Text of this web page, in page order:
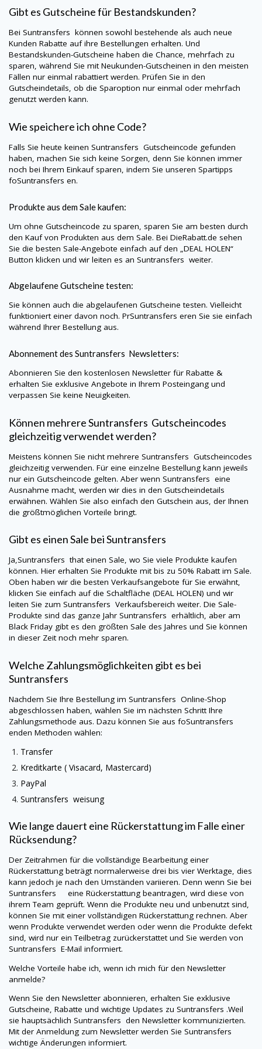
Gibt es Gutscheine für Bestandskunden?
Bei Suntransfers können sowohl bestehende als auch neue
Kunden Rabatte auf ihre Bestellungen erhalten. Und
Bestandskunden-Gutscheine haben die Chance, mehrfach zu
sparen, während Sie mit Neukunden-Gutscheinen in den meisten
Fällen nur einmal rabattiert werden. Prüfen Sie in den
Gutscheindetails, ob die Sparoption nur einmal oder mehrfach
genutzt werden kann.
Wie speichere ich ohne Code?
Falls Sie heute keinen Suntransfers Gutscheincode gefunden
haben, machen Sie sich keine Sorgen, denn Sie können immer
noch bei Ihrem Einkauf sparen, indem Sie unseren Spartipps
foSuntransfers en.
Produkte aus dem Sale kaufen:
Um ohne Gutscheincode zu sparen, sparen Sie am besten durch
den Kauf von Produkten aus dem Sale. Bei DieRabatt.de sehen
Sie die besten Sale-Angebote einfach auf den „DEAL HOLEN“
Button klicken und wir leiten es an Suntransfers weiter.
Abgelaufene Gutscheine testen:
Sie können auch die abgelaufenen Gutscheine testen. Vielleicht
funktioniert einer davon noch. PrSuntransfers eren Sie sie einfach
während Ihrer Bestellung aus.
Abonnement des Suntransfers Newsletters:
Abonnieren Sie den kostenlosen Newsletter für Rabatte &
erhalten Sie exklusive Angebote in Ihrem Posteingang und
verpassen Sie keine Neuigkeiten.
Können mehrereSuntransfers Gutscheincodes
gleichzeitig verwendet werden?
Meistens können Sie nicht mehrere Suntransfers Gutscheincodes
gleichzeitig verwenden. Für eine einzelne Bestellung kann jeweils
nur ein Gutscheincode gelten. Aber wenn Suntransfers eine
Ausnahme macht, werden wir dies in den Gutscheindetails
erwähnen. Wählen Sie also einfach den Gutschein aus, der Ihnen
die größtmöglichen Vorteile bringt.
Gibt es einen Sale beiSuntransfers
Ja,Suntransfersthat einen Sale, wo Sie viele Produkte kaufen
können. Hier erhalten Sie Produkte mit bis zu 50% Rabatt im Sale.
Oben haben wir die besten Verkaufsangebote für Sie erwähnt,
klicken Sie einfach auf die Schaltfläche (DEAL HOLEN) und wir
leiten Sie zum Suntransfers Verkaufsbereich weiter. Die Sale-
Produkte sind das ganze Jahr Suntransfers erhältlich, aber am
Black Friday gibt es den größten Sale des Jahres und Sie können
in dieser Zeit noch mehr sparen.
Welche Zahlungsmöglichkeiten gibt es bei
Suntransfers
Nachdem Sie Ihre Bestellung im Suntransfers Online-Shop
abgeschlossen haben, wählen Sie im nächsten Schritt Ihre
Zahlungsmethode aus. Dazu können Sie aus foSuntransfers
enden Methoden wählen:
Transfer
Kreditkarte ( Visacard, Mastercard)
PayPal
Suntransfers weisung
Wie lange dauert eine Rückerstattung im Falle einer
Rücksendung?
Der Zeitrahmen für die vollständige Bearbeitung einer
Rückerstattung beträgt normalerweise drei bis vier Werktage, dies
kann jedoch je nach den Umständen variieren. Denn wenn Sie bei
Suntransfers eine Rückerstattung beantragen, wird diese von
ihrem Team geprüft. Wenn die Produkte neu und unbenutzt sind,
können Sie mit einer vollständigen Rückerstattung rechnen. Aber
wenn Produkte verwendet werden oder wenn die Produkte defekt
sind, wird nur ein Teilbetrag zurückerstattet und Sie werden von
Suntransfers E-Mail informiert.
Welche Vorteile habe ich, wenn ich mich für den Newsletter
anmelde?
Wenn Sie den Newsletter abonnieren, erhalten Sie exklusive
Gutscheine, Rabatte und wichtige Updates zu Suntransfers .Weil
sie hauptsächlich Suntransfers den Newsletter kommunizierten.
Mit der Anmeldung zum Newsletter werden Sie Suntransfers
wichtige Änderungen informiert.